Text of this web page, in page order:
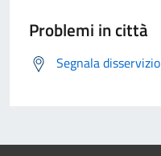
Problemi in città
Segnala disservizio